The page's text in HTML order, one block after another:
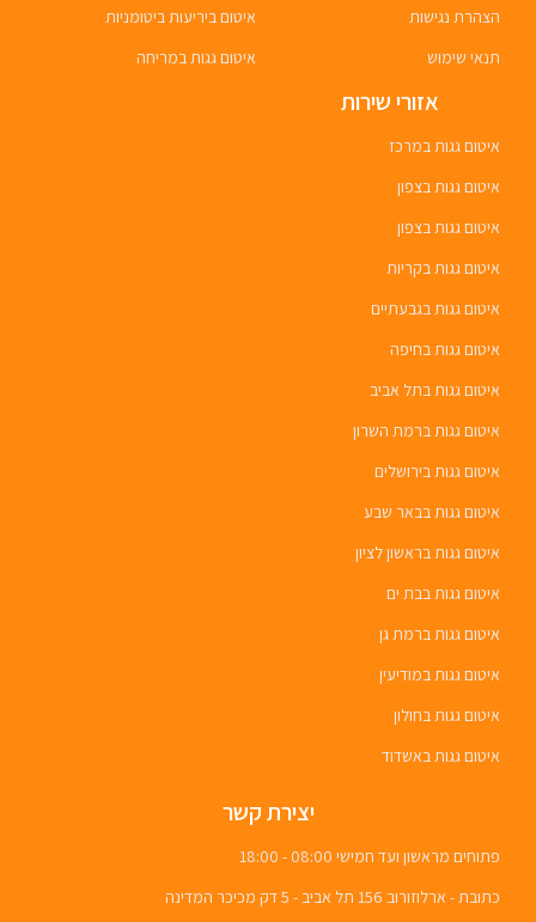
הצהרת נגישות
תנאי שימוש
איטום ביריעות ביטומניות
איטום גגות במריחה
אזורי שירות
איטום גגות במרכז
איטום גגות בצפון
איטום גגות בצפון
איטום גגות בקריות
איטום גגות בגבעתיים
איטום גגות בחיפה
איטום גגות בתל אביב
איטום גגות ברמת השרון
איטום גגות בירושלים
איטום גגות בבאר שבע
איטום גגות בראשון לציון
איטום גגות בבת ים
איטום גגות ברמת גן
איטום גגות במודיעין
איטום גגות בחולון
איטום גגות באשדוד
יצירת קשר
פתוחים מראשון ועד חמישי 08:00 - 18:00
כתובת - ארלוזורוב 156 תל אביב - 5 דק מכיכר המדינה